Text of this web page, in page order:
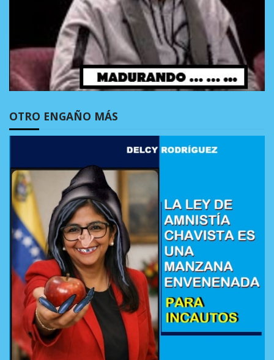
OTRO ENGAÑO MÁS